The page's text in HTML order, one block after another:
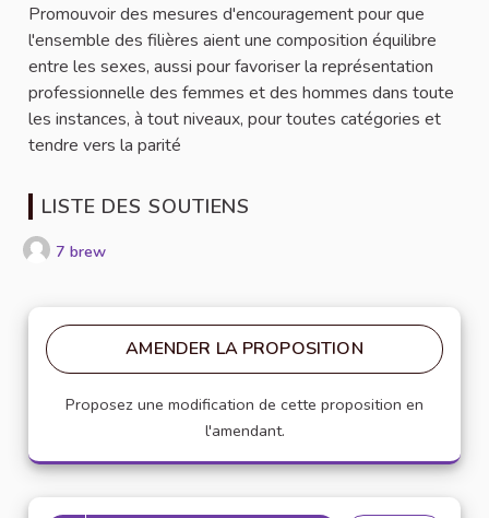
Promouvoir des mesures d'encouragement pour que
l'ensemble des filières aient une composition équilibre
entre les sexes, aussi pour favoriser la représentation
professionnelle des femmes et des hommes dans toute
les instances, à tout niveaux, pour toutes catégories et
tendre vers la parité
LISTE DES SOUTIENS
7 brew
AMENDER LA PROPOSITION
Proposez une modification de cette proposition en
l'amendant.